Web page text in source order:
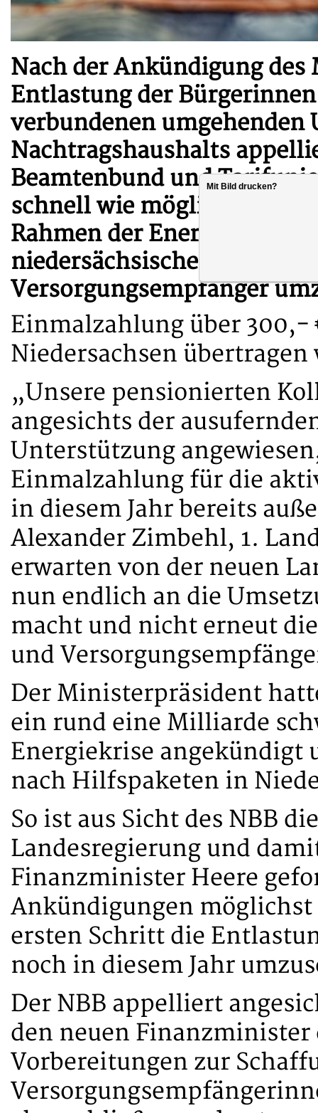
Nach der Ankündigung
Entlastung der
verbundenen umgehenden
Nachtragshaushalts
Beamtenbund und
schnell wie möglich die
Rahmen der
niedersächsischen
Versorgungsempfänger
Einmalzahlung über
Niedersachsen übertragen
„Unsere pensionierten
angesichts der
Unterstützung
Einmalzahlung für die
in diesem Jahr bereits
Alexander Zimbehl, 1.
erwarten von der neuen
nun endlich an die
macht und nicht erneut
und
Der Ministerpräsident
ein rund eine Milliarde
Energiekrise angekündigt
nach Hilfspaketen in
So ist aus Sicht des NBB
Landesregierung und
Finanzminister Heere
Ankündigungen
ersten Schritt die
noch in diesem Jahr
Der NBB appelliert
den neuen
Vorbereitungen zur
Mit Bild drucken?